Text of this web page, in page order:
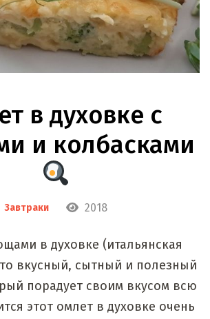
в духовке с
и колбасками
Завтраки 2018
в духовке (итальянская
вкусный, сытный и полезный
порадует своим вкусом всю
этот омлет в духовке очень